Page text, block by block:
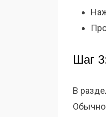
Шаг
В
Обычно